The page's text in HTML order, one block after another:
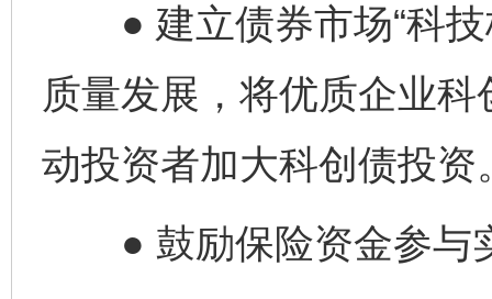
● 建立债券市场“科技
质量发展，将优质企业
动投资者加大科创债投资
● 鼓励保险资金参与